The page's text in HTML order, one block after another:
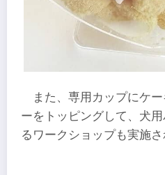
また、専用カップにケ
ーをトッピングして、犬
るワークショップも実施さ